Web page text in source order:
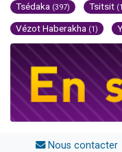
Tsédaka (397) Tsitsit
Vézot Haberakha (1)
Nous contacter